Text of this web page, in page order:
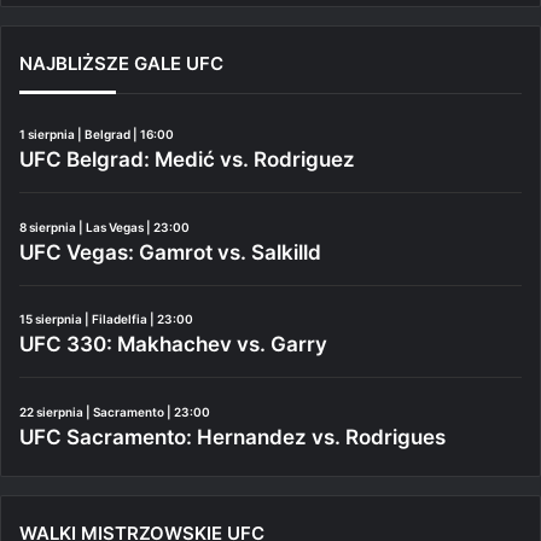
NAJBLIŻSZE GALE UFC
1 sierpnia | Belgrad | 16:00
UFC Belgrad: Medić vs. Rodriguez
8 sierpnia | Las Vegas | 23:00
UFC Vegas: Gamrot vs. Salkilld
15 sierpnia | Filadelfia | 23:00
UFC 330: Makhachev vs. Garry
22 sierpnia | Sacramento | 23:00
UFC Sacramento: Hernandez vs. Rodrigues
WALKI MISTRZOWSKIE UFC